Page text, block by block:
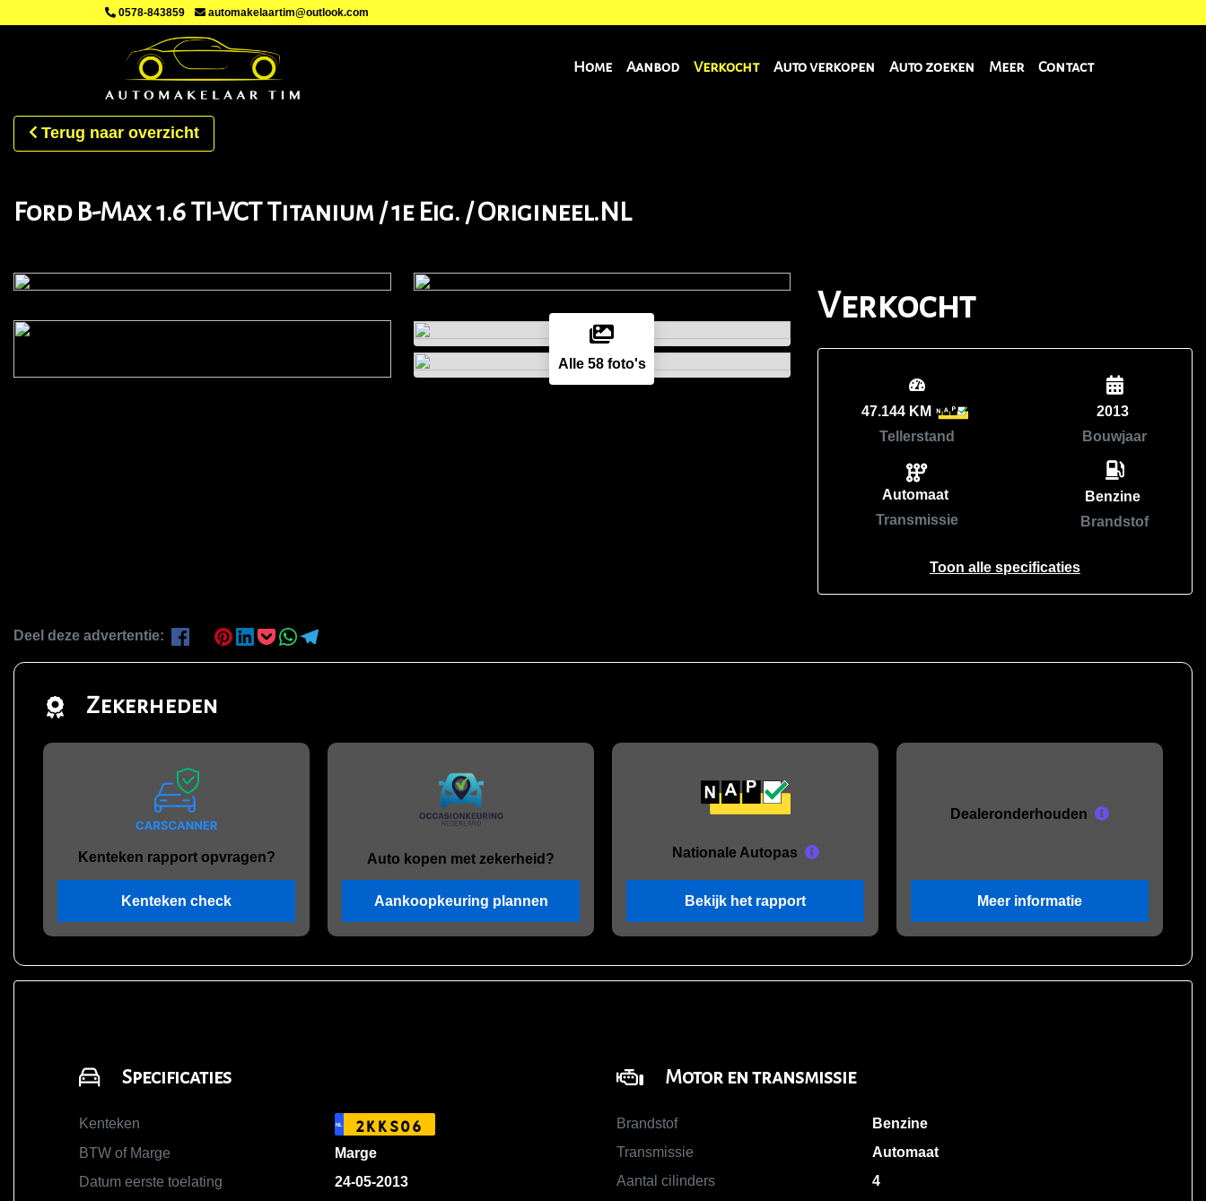
0578-843859 automakelaartim@outlook.com
Home Aanbod Verkocht Auto verkopen Auto zoeken Meer Contact
Terug naar overzicht
Ford B-Max 1.6 TI-VCT Titanium / 1e Eig. / Origineel.NL
Alle 58 foto's
Verkocht
47.144 KM
Tellerstand
Automaat
Transmissie
2013
Bouwjaar
Benzine
Brandstof
Toon alle specificaties
Deel deze advertentie:
Zekerheden
Kenteken rapport opvragen?
Kenteken check
Auto kopen met zekerheid?
Aankoopkeuring plannen
Nationale Autopas
Bekijk het rapport
Dealeronderhouden
Meer informatie
Specificaties
Kenteken NL 2KKS06
BTW of Marge
Marge
Datum eerste toelating
24-05-2013
Motor en transmissie
Brandstof
Benzine
Transmissie
Automaat
Aantal cilinders
4